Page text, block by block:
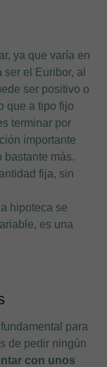
ya que varía en
el Euribor, al
ser positivo o
que a tipo fijo
terminar por
importante
bastante más.
fija, sin
hipoteca se
es una
para
de pedir ningún
con unos